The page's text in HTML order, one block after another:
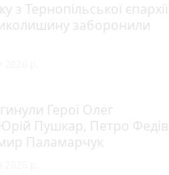
з Тернопільської єпархії
заборонили
Герої Олег
Пушкар, Петро Федів
Паламарчук